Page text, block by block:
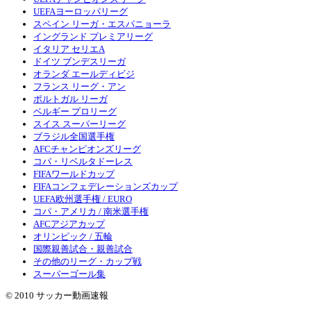
UEFAヨーロッパリーグ
スペイン リーガ・エスパニョーラ
イングランド プレミアリーグ
イタリア セリエA
ドイツ ブンデスリーガ
オランダ エールディビジ
フランス リーグ・アン
ポルトガル リーガ
ベルギー プロリーグ
スイス スーパーリーグ
ブラジル全国選手権
AFCチャンピオンズリーグ
コパ・リベルタドーレス
FIFAワールドカップ
FIFAコンフェデレーションズカップ
UEFA欧州選手権 / EURO
コパ・アメリカ / 南米選手権
AFCアジアカップ
オリンピック / 五輪
国際親善試合・親善試合
その他のリーグ・カップ戦
スーパーゴール集
© 2010 サッカー動画速報